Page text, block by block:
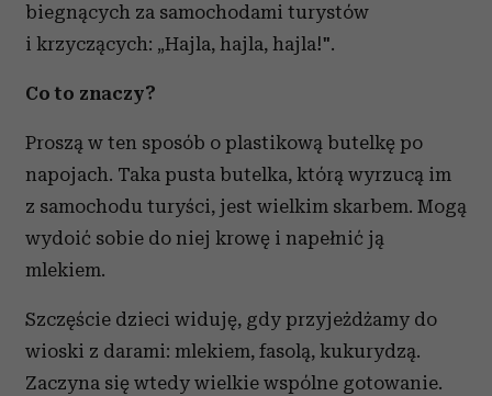
biegnących za samochodami turystów
i krzyczących: „Hajla, hajla, hajla!".
Co to znaczy?
Proszą w ten sposób o plastikową butelkę po
napojach. Taka pusta butelka, którą wyrzucą im
z samochodu turyści, jest wielkim skarbem. Mogą
wydoić sobie do niej krowę i napełnić ją
mlekiem.
Szczęście dzieci widuję, gdy przyjeżdżamy do
wioski z darami: mlekiem, fasolą, kukurydzą.
Zaczyna się wtedy wielkie wspólne gotowanie.